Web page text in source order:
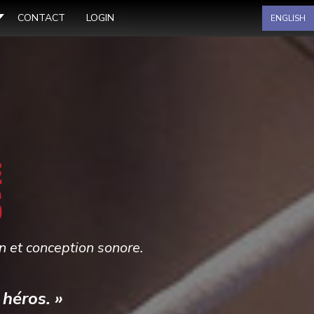
CONTACT LOGIN ENGLISH
et conception sonore.
»